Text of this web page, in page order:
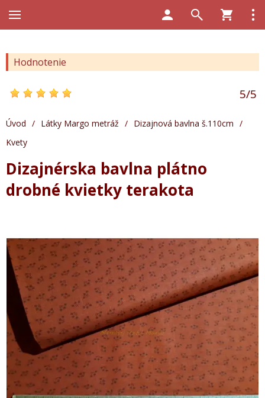
Hodnotenie
5/5
Úvod / Látky Margo metráž / Dizajnová bavlna š.110cm /
Kvety
Dizajnérska bavlna plátno
drobné kvietky terakota